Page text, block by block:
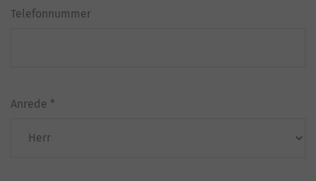
Telefonnummer
Anrede *